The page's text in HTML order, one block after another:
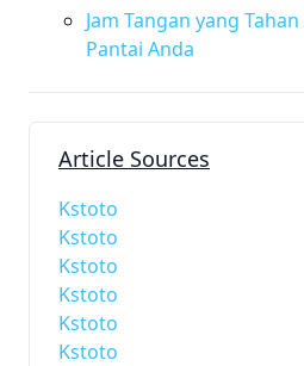
Jam Tangan yang
Pantai Anda
Article Sources
Kstoto
Kstoto
Kstoto
Kstoto
Kstoto
Kstoto